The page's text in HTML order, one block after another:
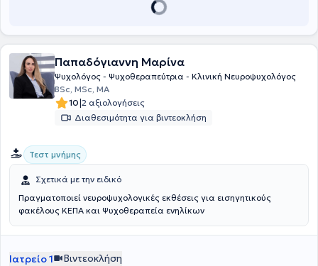
και .WAIS IV. Παρέχει πρακτική άσκηση σε φοιτητές πανεπιστημίων.
κέντρα. Παπαδόγιαννη Μαρίνα
Ψυχολόγος - Ψυχοθεραπεύτρια - Κλινική Νευροψυχολόγος
BSc, MSc, MA
10|2 αξιολογήσεις
Διαθεσιμότητα για βιντεοκλήση
Τεστ μνήμης
Σχετικά με την ειδικό
Πραγματοποιεί νευροψυχολογικές εκθέσεις για εισηγητικούς
φακέλους ΚΕΠΑ και Ψυχοθεραπεία ενηλίκων
Ιατρείο 1 Βιντεοκλήση